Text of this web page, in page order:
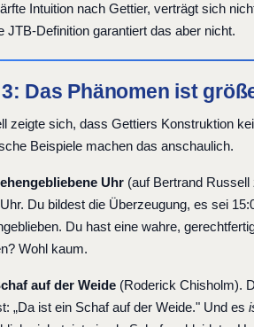
Intuition nach Gettier, verträgt sich
JTB-Definition garantiert das aber nicht.
Das Phänomen ist
zeigte sich, dass Gettiers Konstruktion
Beispiele machen das anschaulich.
Uhr (auf Bertrand
Du bildest die Überzeugung, es sei
Du hast eine wahre,
Wohl kaum.
auf der Weide (Roderick Chisholm).
„Da ist ein Schaf auf der Weide." Und es